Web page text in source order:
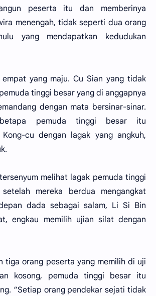
peserta itu dan memberinya
menengah, tidak seperti dua orang
yang mendapatkan kedudukan
yang maju. Cu Sian yang tidak
tinggi besar yang di anggapnya
dengan mata bersinar-sinar.
pemuda tinggi besar itu
cu dengan lagak yang angkuh,
melihat lagak pemuda tinggi
mereka berdua mengangkat
dada sebagai salam, Li Si Bin
engkau memilih ujian silat dengan
tiga orang peserta yang memilih di uji
kosong, pemuda tinggi besar itu
“Setiap orang pendekar sejati tidak